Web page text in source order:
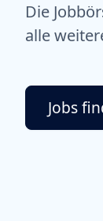
Die
alle
Jobs